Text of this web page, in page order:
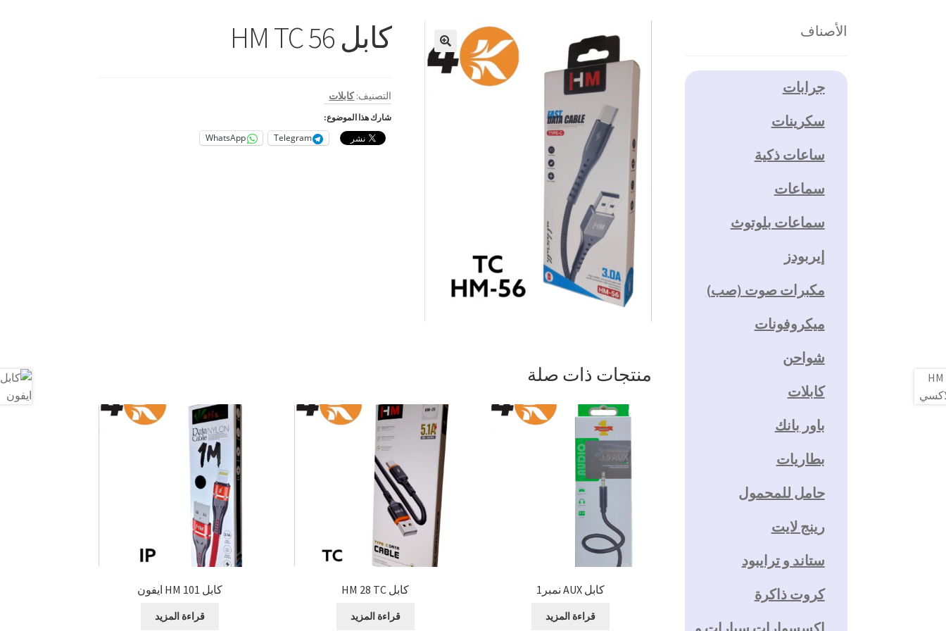
🔍
كابل 56 HM TC
التصنيف:كابلات
شارك هذا الموضوع:
Telegram
WhatsApp
منتجات ذات صلة
كابل AUX نمبر1
قراءة المزيد
كابل HM 28 TC
قراءة المزيد
كابل 101 HM ايفون
قراءة المزيد
الأصناف
جرابات
سكرينات
ساعات ذكية
سماعات
سماعات بلوتوث
إيربودز
مكبرات صوت (صب)
ميكروفونات
شواحن
كابلات
باور بانك
بطاريات
حامل للمحمول
رينج لايت
ستاند و ترايبود
كروت ذاكرة